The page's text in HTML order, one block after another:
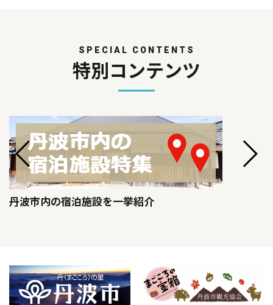
SPECIAL CONTENTS
特別コンテンツ
丹波市内の宿泊施設を一挙紹介